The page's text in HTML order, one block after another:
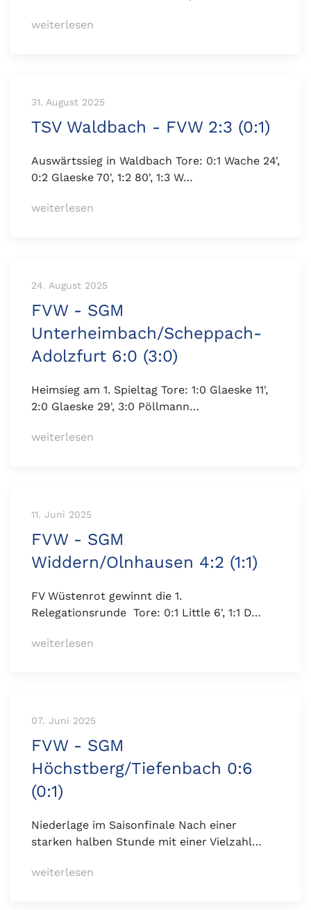
weiterlesen
31. August 2025
TSV Waldbach - FVW 2:3 (0:1)
Auswärtssieg in Waldbach Tore: 0:1 Wache 24',
0:2 Glaeske 70', 1:2 80', 1:3 W…
weiterlesen
24. August 2025
FVW - SGM
Unterheimbach/Scheppach-
Adolzfurt 6:0 (3:0)
Heimsieg am 1. Spieltag Tore: 1:0 Glaeske 11',
2:0 Glaeske 29', 3:0 Pöllmann…
weiterlesen
11. Juni 2025
FVW - SGM
Widdern/Olnhausen 4:2 (1:1)
FV Wüstenrot gewinnt die 1.
Relegationsrunde Tore: 0:1 Little 6', 1:1 D…
weiterlesen
07. Juni 2025
FVW - SGM
Höchstberg/Tiefenbach 0:6
(0:1)
Niederlage im Saisonfinale Nach einer
starken halben Stunde mit einer Vielzahl…
weiterlesen